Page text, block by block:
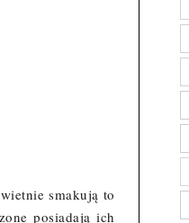
smakują to
posiadają ich